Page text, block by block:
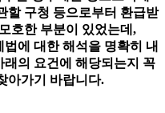
할 구청 등으로부터 환급받
호한 부분이 있었는데,
법에 대한 해석을 명확히 내
의 요건에 해당되는지 꼭
아가기 바랍니다.